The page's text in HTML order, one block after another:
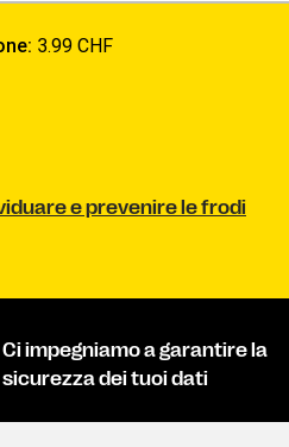
3.99 CHF
e prevenire le frodi
Ci impegniamo a garantire la
sicurezza dei tuoi dati